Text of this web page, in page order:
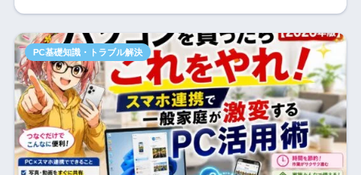
PC基礎知識・トラブル解決